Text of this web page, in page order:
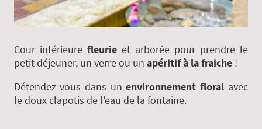
Cour intérieure fleurie et arborée pour prendre le
petit déjeuner, un verre ou un apéritif à la fraiche !
Détendez-vous dans unenvironnement floral avec
le doux clapotis de l'eau de la fontaine.